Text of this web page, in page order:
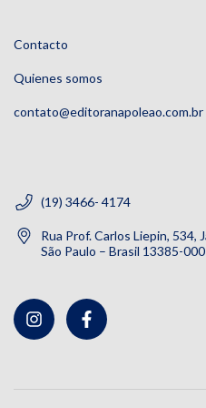
Contacto
Quienes somos
contato@editoranapoleao.com.br
(19) 3466- 4174
Rua Prof. Carlos Liepin, 534,
São Paulo – Brasil 13385-000